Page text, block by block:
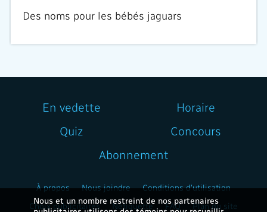
Des noms pour les bébés jaguars
Nous et un nombre restreint de nos partenaires
En vedette
Horaire
Quiz
Concours
Abonnement
À propos Nous joindre
Conditions d'utilisation
Choix publicitaires
Nétiquette FAQ Plan du site